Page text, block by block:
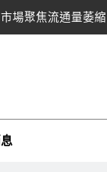
場聚焦流通量萎縮
復，下降通道持續
調查特朗普迷因幣
等資訊。